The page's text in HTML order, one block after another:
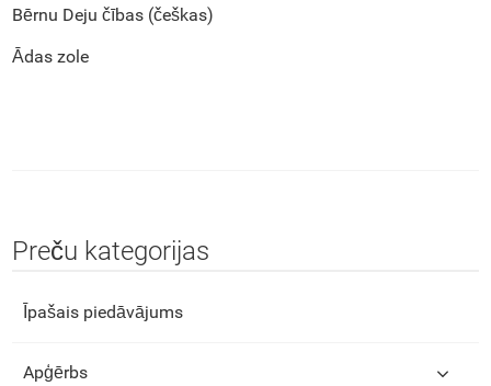
Bērnu Deju čības (češkas)
Ādas zole
Preču kategorijas
Īpašais piedāvājums
Apģērbs